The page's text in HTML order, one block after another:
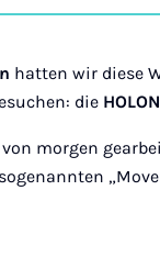
auf
hatten wir diese
die
morgen